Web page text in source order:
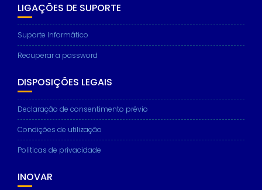
LIGAÇÕES DE SUPORTE
Suporte Informático
Recuperar a password
DISPOSIÇÕES LEGAIS
Declaração de consentimento prévio
Condições de utilização
Politicas de privacidade
INOVAR